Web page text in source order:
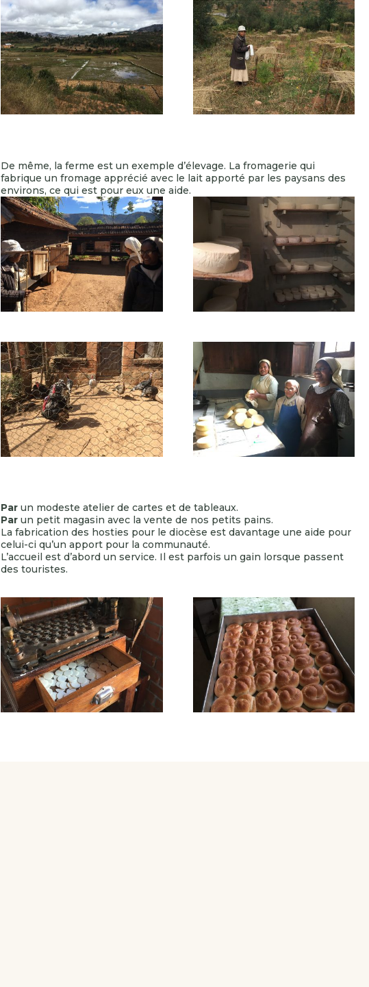
De même, la ferme est un exemple d’élevage. La fromagerie qui
fabrique un fromage apprécié avec le lait apporté par les paysans des
environs, ce qui est pour eux une aide.
Par un modeste atelier de cartes et de tableaux.
Par un petit magasin avec la vente de nos petits pains.
La fabrication des hosties pour le diocèse est davantage une aide pour
celui-ci qu’un apport pour la communauté.
L’accueil est d’abord un service. Il est parfois un gain lorsque passent
des touristes.